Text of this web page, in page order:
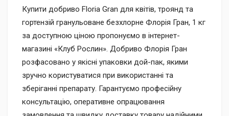
Купити добриво Floria Gran для квітів, троянд та
гортензій гранульоване безхлорне Флорія Гран, 1 кг
за доступною ціною пропонуємо в інтернет-
магазині «Клуб Рослин». Добриво Флорія Гран
розфасовано у якісні упаковки дой-пак, якими
зручно користуватися при використанні та
зберіганні препарату. Гарантуємо професійну
консультацію, оперативне опрацювання